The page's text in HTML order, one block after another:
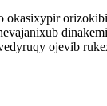
ojevib